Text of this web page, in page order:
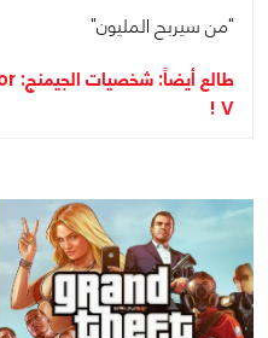
"من سيربح المليون"
V !